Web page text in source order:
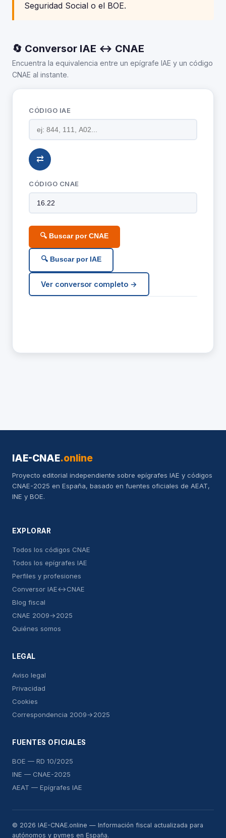
Seguridad Social o el BOE.
🔄 Conversor IAE ↔ CNAE
Encuentra la equivalencia entre un epígrafe IAE y un código
CNAE al instante.
CÓDIGO IAE
⇄
CÓDIGO CNAE
🔍 Buscar por CNAE
🔍 Buscar por IAE
Ver conversor completo →
IAE-CNAE.online
Proyecto editorial independiente sobre epígrafes IAE y códigos
CNAE-2025 en España, basado en fuentes oficiales de AEAT,
INE y BOE.
EXPLORAR
Todos los códigos CNAE
Todos los epígrafes IAE
Perfiles y profesiones
Conversor IAE↔CNAE
Blog fiscal
CNAE 2009→2025
Quiénes somos
LEGAL
Aviso legal
Privacidad
Cookies
Correspondencia 2009→2025
FUENTES OFICIALES
BOE — RD 10/2025
INE — CNAE-2025
AEAT — Epígrafes IAE
© 2026 IAE-CNAE.online — Información fiscal actualizada para
autónomos y pymes en España.